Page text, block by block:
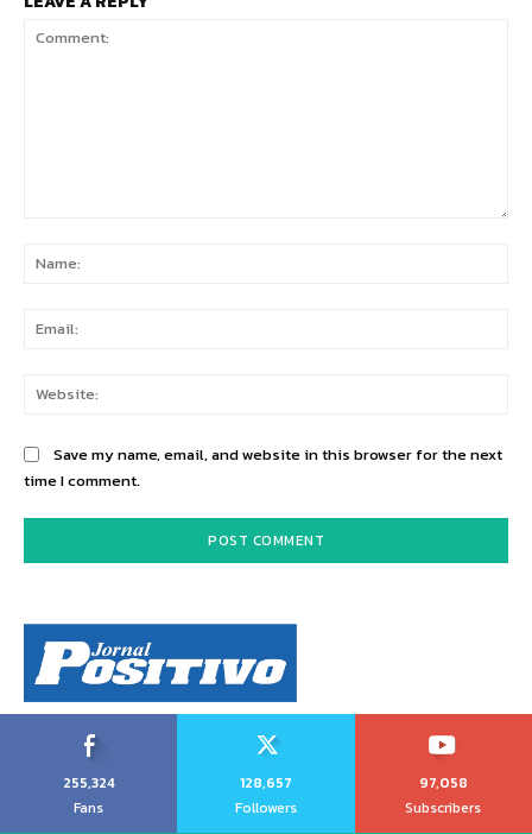
Save my name, email, and website in this browser for the next
time I comment.
255,324
Fans
128,657
Followers
97,058
Subscribers